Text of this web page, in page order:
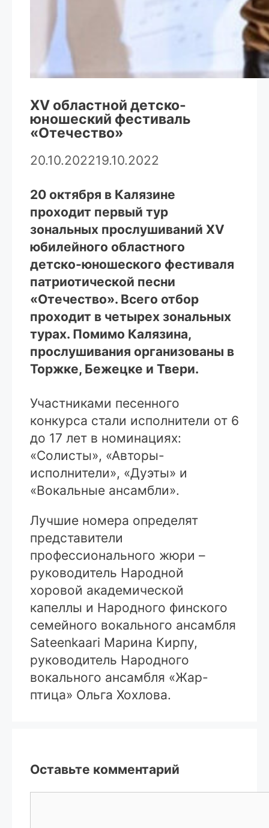
XV областной детско-
юношеский фестиваль
«Отечество»
20.10.202219.10.2022
20 октября в Калязине
проходит первый тур
зональных прослушиваний XV
юбилейного областного
детско-юношеского фестиваля
патриотической песни
«Отечество». Всего отбор
проходит в четырех зональных
турах. Помимо Калязина,
прослушивания организованы в
Торжке, Бежецке и Твери.
Участниками песенного
конкурса стали исполнители от 6
до 17 лет в номинациях:
«Солисты», «Авторы-
исполнители», «Дуэты» и
«Вокальные ансамбли».
Лучшие номера определят
представители
профессионального жюри –
руководитель Народной
хоровой академической
капеллы и Народного финского
семейного вокального ансамбля
Sateenkaari Марина Кирпу,
руководитель Народного
вокального ансамбля «Жар-
птица» Ольга Хохлова.
Оставьте комментарий